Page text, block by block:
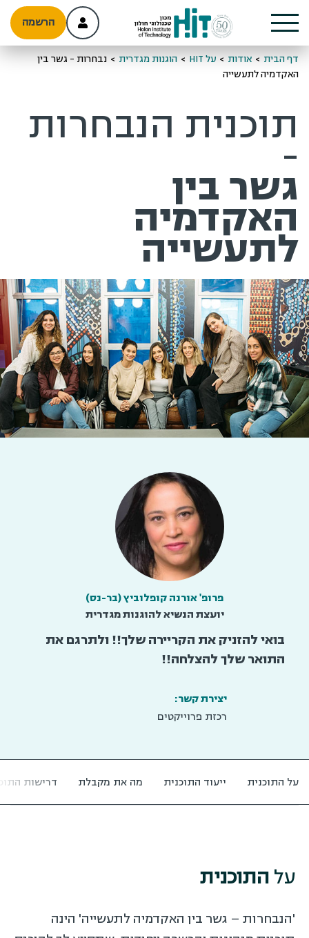
הרשמה
דף הבית > אודות > על HIT > הוגנות מגדרית > נבחרות - גשר בין
האקדמיה לתעשייה
תוכנית הנבחרות
-
גשר בין
האקדמיה
לתעשייה
פרופ' אורנה קופלוביץ (בר-נס)
יועצת הנשיא להוגנות מגדרית
בואי להזניק את הקריירה שלך!! ולתרגם את
התואר שלך להצלחה!!
יצירת קשר:
רכזת פרוייקטים
על התוכנית ייעוד התוכנית מה את מקבלת דרישות
על התוכנית
'הנבחרות – גשר בין האקדמיה לתעשייה' הינה